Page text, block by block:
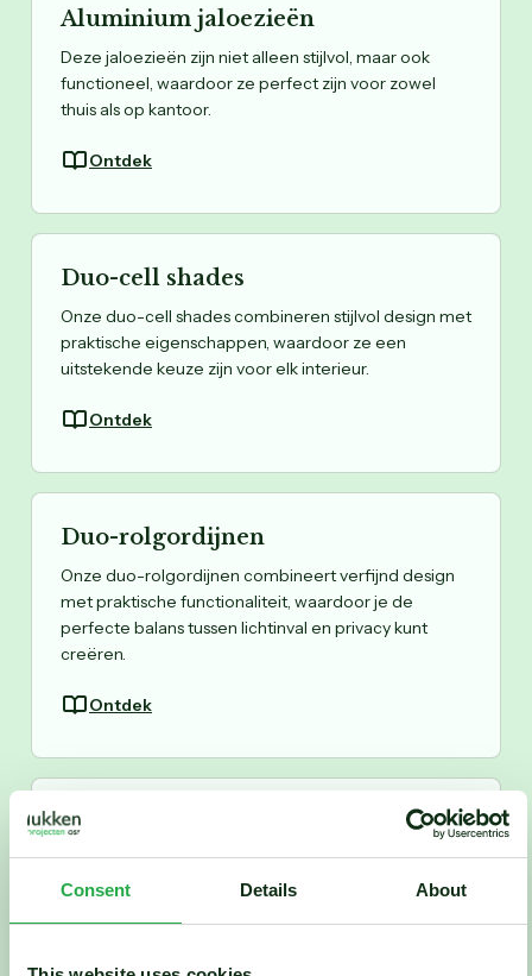
Consent Details About
Aluminium jaloezieën
Deze jaloezieën zijn niet alleen stijlvol, maar ook
functioneel, waardoor ze perfect zijn voor zowel
thuis als op kantoor.
Ontdek
Duo-cell shades
Onze duo-cell shades combineren stijlvol design met
praktische eigenschappen, waardoor ze een
uitstekende keuze zijn voor elk interieur.
Ontdek
Duo-rolgordijnen
Onze duo-rolgordijnen combineert verfijnd design
met praktische functionaliteit, waardoor je de
perfecte balans tussen lichtinval en privacy kunt
creëren.
Ontdek
Gordijnen
Elk gordijn wordt met zorg en precisie gemaakt in
ons eigen atelier, met oog voor detail en kwaliteit.
Ontdek